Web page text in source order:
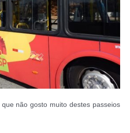
não gosto muito destes passeios